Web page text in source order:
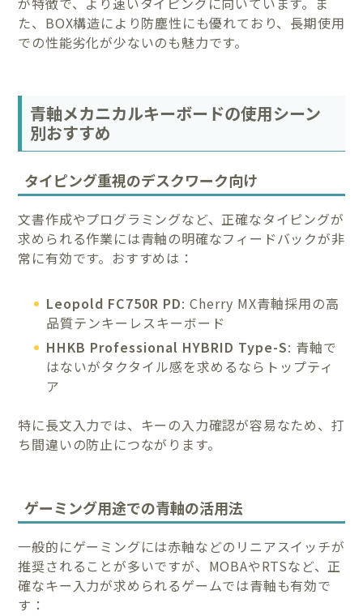
た、BOX構造により防塵性にも優れており、長期使用
での性能劣化が少ないのも魅力です。
青軸メカニカルキーボードの使用シーン
別おすすめ
タイピング重視のデスクワーク向け
文書作成やプログラミングなど、正確なタイピングが
求められる作業には青軸の明確なフィードバックが非
常に有効です。おすすめは：
Leopold FC750R PD: Cherry MX青軸採用の高
品質テンキーレスキーボード
HHKB Professional HYBRID Type-S: 青軸で
はないがタクタイル感を求めるならトップティ
ア
特に長文入力では、キーの入力確認が容易なため、打
ち間違いの防止につながります。
ゲーミング用途での青軸の活用法
一般的にゲーミングには赤軸などのリニアスイッチが
推奨されることが多いですが、MOBAやRTSなど、正
確なキー入力が求められるゲームでは青軸も有効で
す：